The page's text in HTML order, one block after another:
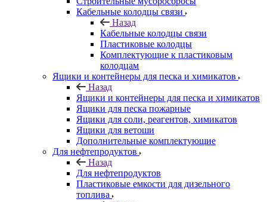
Кабельные колодцы связи
Назад
Кабельные колодцы связи
Пластиковые колодцы
Комплектующие к пластиковым
колодцам
Ящики и контейнеры для песка и химикатов
Назад
Ящики и контейнеры для песка и химикатов
Ящики для песка пожарные
Ящики для соли, реагентов, химикатов
Ящики для ветоши
Дополнительные комплектующие
Для нефтепродуктов
Назад
Для нефтепродуктов
Пластиковые емкости для дизельного
топлива